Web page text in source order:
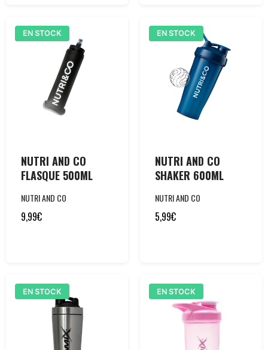
EN STOCK
NUTRI AND CO
FLASQUE 500ML
NUTRI AND CO
9,99€
EN STOCK
NUTRI AND CO
SHAKER 600ML
NUTRI AND CO
5,99€
EN STOCK EN STOCK